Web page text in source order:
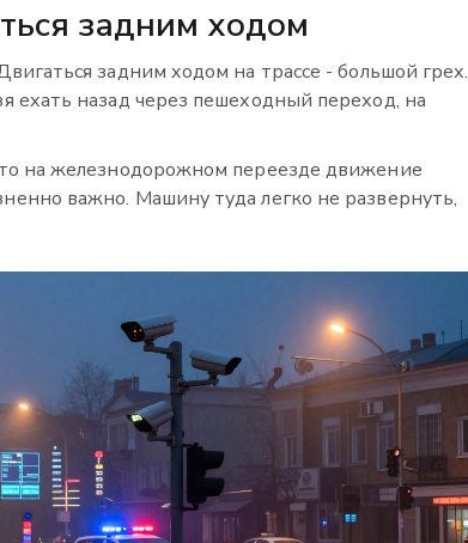
задним ходом
задним ходом на трассе - большой грех.
ехать назад через пешеходный переход, на
на железнодорожном переезде движение
важно. Машину туда легко не развернуть,